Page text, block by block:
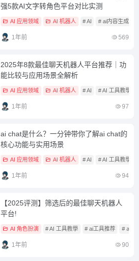
强5款AI文字转角色平台对比实测
AI 应用领域 AI 机器人 # AI # ai内容生成
1年前 569
2025年8款最佳聊天机器人平台推荐｜功
能比较与应用场景全解析
AI 应用领域 AI 机器人 # AI # AI 工具教學
1年前 97
ai chat是什么？一分钟带你了解ai chat的
核心功能与实用场景
AI 应用领域 AI 机器人 # AI # AI 工具教學
1年前 94
【2025评测】筛选后的最佳聊天机器人
平台!
AI 角色扮演 # AI 工具教學 # ai工具推荐 # ai推
1年前 90